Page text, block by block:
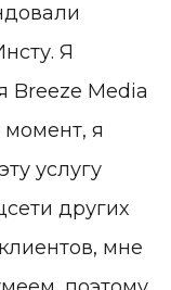
Я
Breeze Media
момент, я
услугу
других
мне